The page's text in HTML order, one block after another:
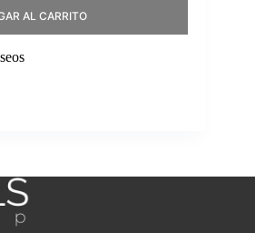
AL CARRITO